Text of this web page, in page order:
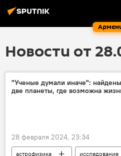
Новости от
"Ученые думали иначе":
две планеты, где возможна
28 февраля 2024, 23:34
астрофизика
исследование